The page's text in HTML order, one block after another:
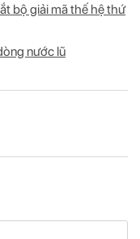
bộ giải mã thế hệ thứ
nước lũ